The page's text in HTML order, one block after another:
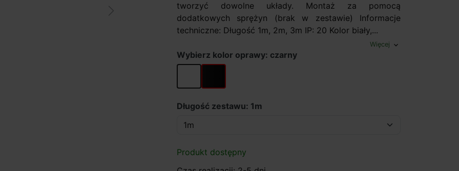
tworzyć dowolne układy. Montaż za pomocą
dodatkowych sprężyn (brak w zestawie) Informacje
techniczne: Długość 1m, 2m, 3m IP: 20 Kolor biały,...
Więcej expand_more
Wybierz kolor oprawy: czarny
biały czarny
Długość zestawu: 1m
Produkt dostępny